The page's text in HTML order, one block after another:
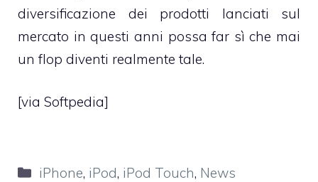
diversificazione dei prodotti lanciati sul
mercato in questi anni possa far sì che mai
un flop diventi realmente tale.
[via Softpedia]
Categorie
iPhone, iPod, iPod Touch, News